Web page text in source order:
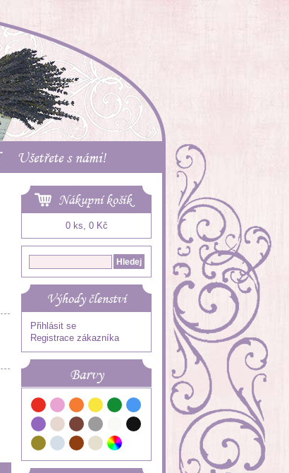
Ušetřete s námi!
Nákupní košík
0 ks, 0 Kč
Výhody členství
Přihlásit se
Registrace zákazníka
Barvy